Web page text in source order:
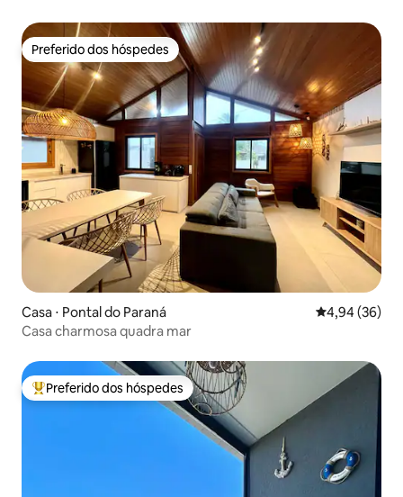
Preferido dos hóspedes
Preferido dos hóspedes
Casa ⋅ Pontal do Paraná 4,94 de uma
4,94 (36)
Casa charmosa quadra mar
Entre os melhores preferidos dos hóspedes
Preferido dos hóspedes